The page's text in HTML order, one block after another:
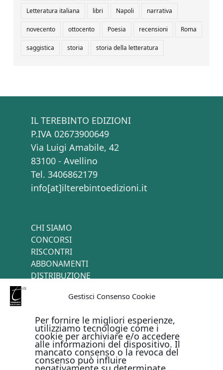
Gestisci Consenso Cookie
Per fornire le migliori esperienze,
utilizziamo tecnologie come i
cookie per archiviare e/o accedere
alle informazioni del dispositivo. Il
mancato consenso o la revoca del
consenso può influire
Letteratura italiana libri Napoli narrativa
novecento ottocento Poesia recensioni Roma
saggistica storia storia della letteratura
IL TEREBINTO EDIZIONI
P.IVA 02673900649
Via Luigi Amabile, 42
83100 - Avellino
Tel. 3406862179
info[at]ilterebintoedizioni.it
CHI SIAMO
CONCORSI
RISCONTRI
ABBONAMENTI
DISTRIBUZIONE
PAGAMENTI ONLINE CON